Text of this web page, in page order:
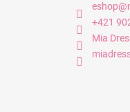
eshop@
+421
Mia